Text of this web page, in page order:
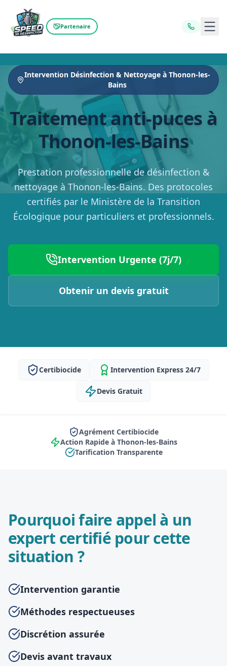
Partenaire
Intervention Désinfection & Nettoyage à Thonon-les-
Bains
Traitement anti-puces à
Thonon-les-Bains
Prestation professionnelle de désinfection &
nettoyage à Thonon-les-Bains. Des protocoles
certifiés par le Ministère de la Transition
Écologique pour particuliers et professionnels.
Intervention Urgente (7j/7)
Obtenir un devis gratuit
Certibiocide Intervention Express 24/7
Devis Gratuit
Agrément Certibiocide
Action Rapide à Thonon-les-Bains
Tarification Transparente
Pourquoi faire appel à un
expert certifié pour cette
situation ?
Intervention garantie
Méthodes respectueuses
Discrétion assurée
Devis avant travaux